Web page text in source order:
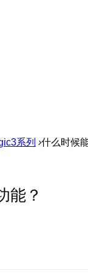
系列 ›什么时候
能？